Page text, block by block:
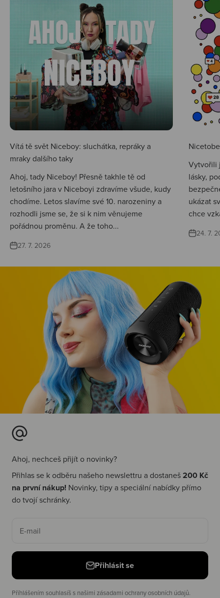
Vítá tě svět Niceboy: sluchátka, repráky a
mraky dalšího taky
Ahoj, tady Niceboy! Přesně takhle tě od
letošního jara v Niceboyi zdravíme všude, kudy
chodíme. Letos slavíme své 10. narozeniny a
rozhodli jsme se, že si k nim věnujeme
pořádnou proměnu. A že toho...
27. 7. 2026
Vytvořili
lásky,
ukázat
chce
24. 7.
Ahoj, nechceš přijít o novinky?
Přihlas se k odběru našeho newslettru a dostaneš200 Kč
na první nákup! Novinky, tipy a speciální nabídky přímo
do tvojí schránky.
E-mail
Přihlásit se
Příhlášením souhlasíš s našimi zásadami ochrany osobních údajů.